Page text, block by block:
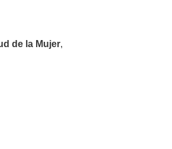
de la Mujer,